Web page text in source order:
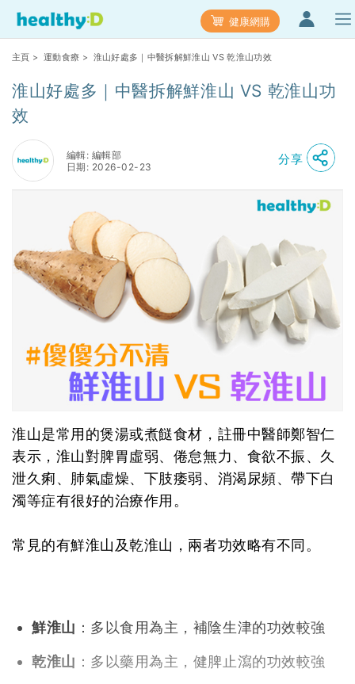
健康網購
主頁 > 運動食療 > 淮山好處多｜中醫拆解鮮淮山 VS 乾淮山功效
淮山好處多｜中醫拆解鮮淮山 VS 乾淮山功
效
編輯: 編輯部
日期: 2026-02-23
分享
淮山是常用的煲湯或煮餸食材，註冊中醫師鄭智仁
表示，淮山對脾胃虛弱、倦怠無力、食欲不振、久
泄久痢、肺氣虛燥、下肢痿弱、消渴尿頻、帶下白
濁等症有很好的治療作用。
常見的有鮮淮山及乾淮山，兩者功效略有不同。
鮮淮山 ：多以食用為主，補陰生津的功效較強
乾淮山 ：多以藥用為主，健脾止瀉的功效較強